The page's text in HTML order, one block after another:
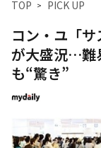
TOP PICK UP
コン・ユ「
が大盛況…難
も“驚き”